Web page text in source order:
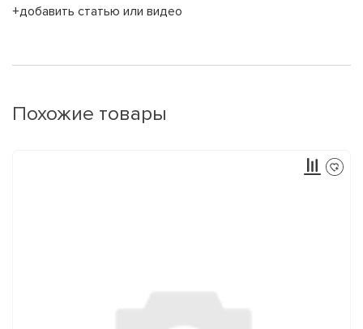
+добавить статью или видео
Похожие товары